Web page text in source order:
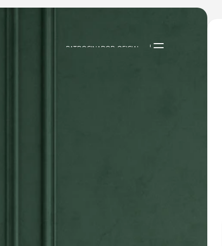
PATROCINADOR OFICIAL